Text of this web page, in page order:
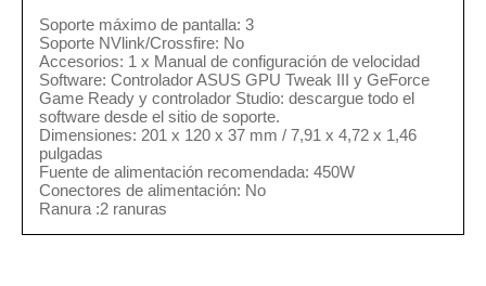
Soporte máximo de pantalla: 3
Soporte NVlink/Crossfire: No
Accesorios: 1 x Manual de configuración de velocidad
Software: Controlador ASUS GPU Tweak III y GeForce
Game Ready y controlador Studio: descargue todo el
software desde el sitio de soporte.
Dimensiones: 201 x 120 x 37 mm / 7,91 x 4,72 x 1,46
pulgadas
Fuente de alimentación recomendada: 450W
Conectores de alimentación: No
Ranura :2 ranuras